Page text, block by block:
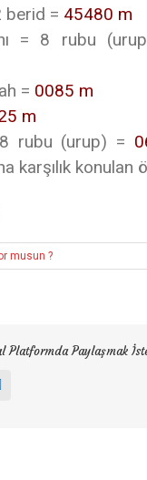
berid = 45480 m
= 8 rubu
= 0085 m
m
rubu (urup) =
karşılık konulan
musun ?
Platformda Paylaşmak